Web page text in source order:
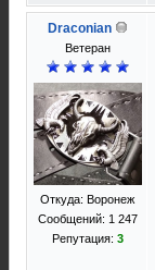
Draconian
Ветеран
Откуда: Воронеж
Сообщений: 1 247
Репутация: 3